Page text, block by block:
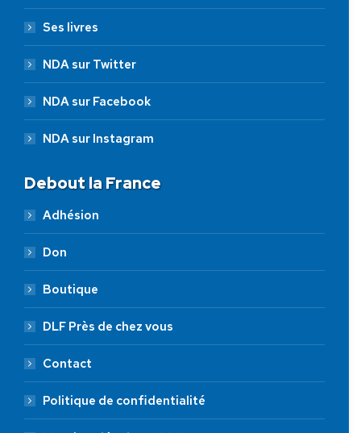
Ses livres
NDA sur Twitter
NDA sur Facebook
NDA sur Instagram
Debout la France
Adhésion
Don
Boutique
DLF Près de chez vous
Contact
Politique de confidentialité